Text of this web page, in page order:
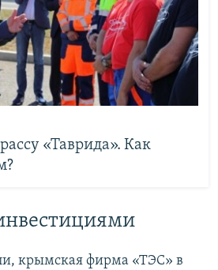
«Таврида». Как
крымская фирма «ТЭС» в